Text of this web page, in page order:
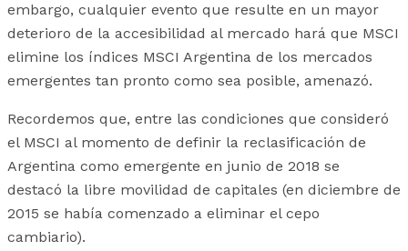
embargo, cualquier evento que resulte en un mayor
deterioro de la accesibilidad al mercado hará que MSCI
elimine los índices MSCI Argentina de los mercados
emergentes tan pronto como sea posible, amenazó.
Recordemos que, entre las condiciones que consideró
el MSCI al momento de definir la reclasificación de
Argentina como emergente en junio de 2018 se
destacó la libre movilidad de capitales (en diciembre de
2015 se había comenzado a eliminar el cepo
cambiario).